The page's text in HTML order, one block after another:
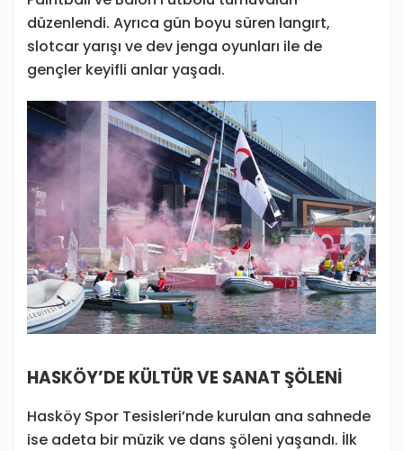
düzenlendi. Ayrıca gün boyu süren langırt,
slotcar yarışı ve dev jenga oyunları ile de
gençler keyifli anlar yaşadı.
HASKÖY’DE KÜLTÜR VE SANAT ŞÖLENİ
Hasköy Spor Tesisleri’nde kurulan ana sahnede
ise adeta bir müzik ve dans şöleni yaşandı. İlk